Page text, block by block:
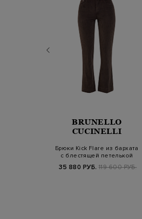
BRUNELLO
CUCINELLI
Брюки Kick Flare из бархата
с блестящей петелькой
35 880 РУБ. 119 600 РУБ.